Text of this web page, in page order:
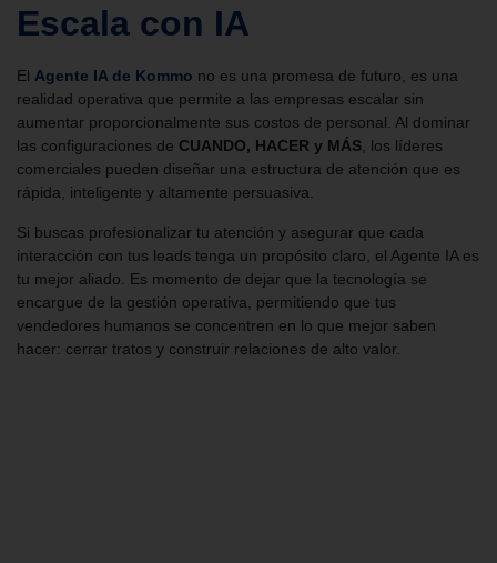
Escala con IA
El Agente IA de Kommo no es una promesa de futuro, es una
realidad operativa que permite a las empresas escalar sin
aumentar proporcionalmente sus costos de personal. Al dominar
las configuraciones de CUANDO, HACER y MÁS , los líderes
comerciales pueden diseñar una estructura de atención que es
rápida, inteligente y altamente persuasiva.
Si buscas profesionalizar tu atención y asegurar que cada
interacción con tus leads tenga un propósito claro, el Agente IA es
tu mejor aliado. Es momento de dejar que la tecnología se
encargue de la gestión operativa, permitiendo que tus
vendedores humanos se concentren en lo que mejor saben
hacer: cerrar tratos y construir relaciones de alto valor.